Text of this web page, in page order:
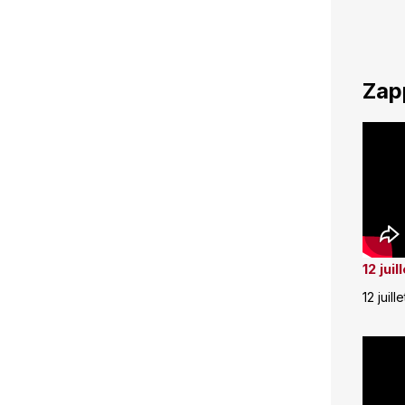
12
12